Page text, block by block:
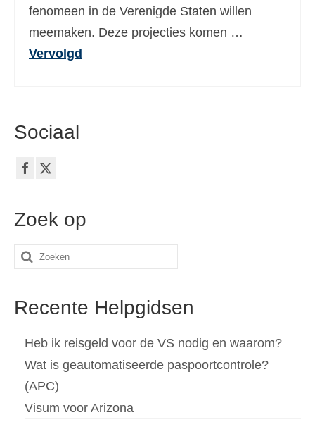
fenomeen in de Verenigde Staten willen
meemaken. Deze projecties komen …
Vervolgd
Sociaal
Zoek op
Zoeken
Recente Helpgidsen
Heb ik reisgeld voor de VS nodig en waarom?
Wat is geautomatiseerde paspoortcontrole?
(APC)
Visum voor Arizona